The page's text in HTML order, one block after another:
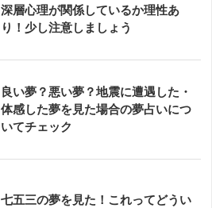
深層心理が関係しているか理性あ
り！少し注意しましょう
良い夢？悪い夢？地震に遭遇した・
体感した夢を見た場合の夢占いにつ
いてチェック
七五三の夢を見た！これってどうい